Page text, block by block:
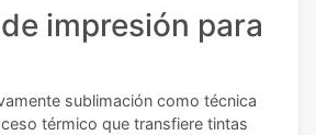
impresión para
sublimación como técnica
térmico que transfiere tintas